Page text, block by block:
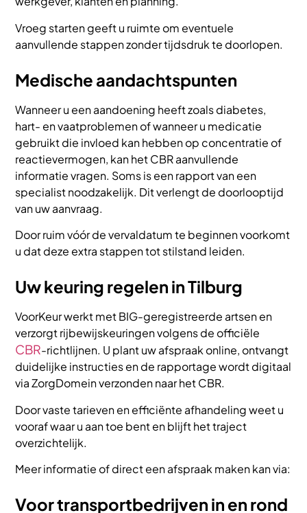
Vroeg starten geeft u ruimte om eventuele
aanvullende stappen zonder tijdsdruk te doorlopen.
Medische aandachtspunten
Wanneer u een aandoening heeft zoals diabetes,
hart- en vaatproblemen of wanneer u medicatie
gebruikt die invloed kan hebben op concentratie of
reactievermogen, kan het CBR aanvullende
informatie vragen. Soms is een rapport van een
specialist noodzakelijk. Dit verlengt de doorlooptijd
van uw aanvraag.
Door ruim vóór de vervaldatum te beginnen voorkomt
u dat deze extra stappen tot stilstand leiden.
Uw keuring regelen in Tilburg
VoorKeur werkt met BIG-geregistreerde artsen en
verzorgt rijbewijskeuringen volgens de officiële
CBR-richtlijnen. U plant uw afspraak online, ontvangt
duidelijke instructies en de rapportage wordt digitaal
via ZorgDomein verzonden naar het CBR.
Door vaste tarieven en efficiënte afhandeling weet u
vooraf waar u aan toe bent en blijft het traject
overzichtelijk.
Meer informatie of direct een afspraak maken kan via:
Voor transportbedrijven in en rond